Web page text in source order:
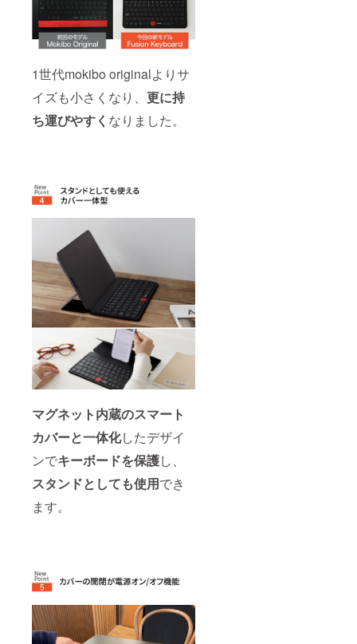
1世代mokibo originalよりサ
イズも小さくなり、 更に持
ち運びやすく なりました。
マグネット内蔵のスマート
カバーと一体化したデザイ
ンでキーボードを保護し、
スタンドとしても使用でき
ます。